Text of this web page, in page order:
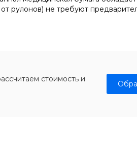
рулонов) не требуют
стоимость и